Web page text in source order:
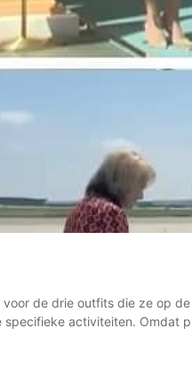
de drie outfits die ze op
activiteiten. Omdat